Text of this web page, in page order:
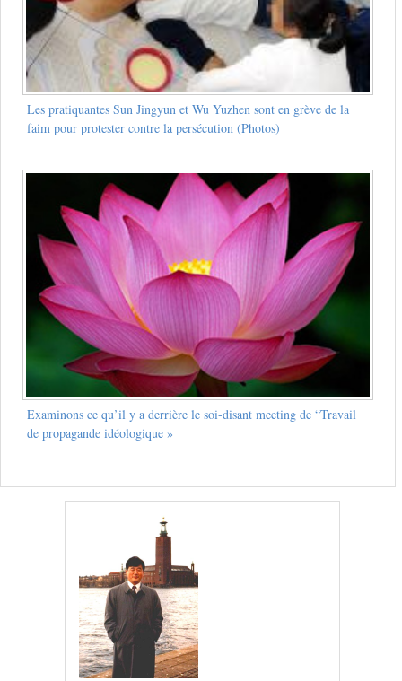
Les pratiquantes Sun Jingyun et Wu Yuzhen sont en grève de la
faim pour protester contre la persécution (Photos)
Examinons ce qu’il y a derrière le soi-disant meeting de “Travail
de propagande idéologique »